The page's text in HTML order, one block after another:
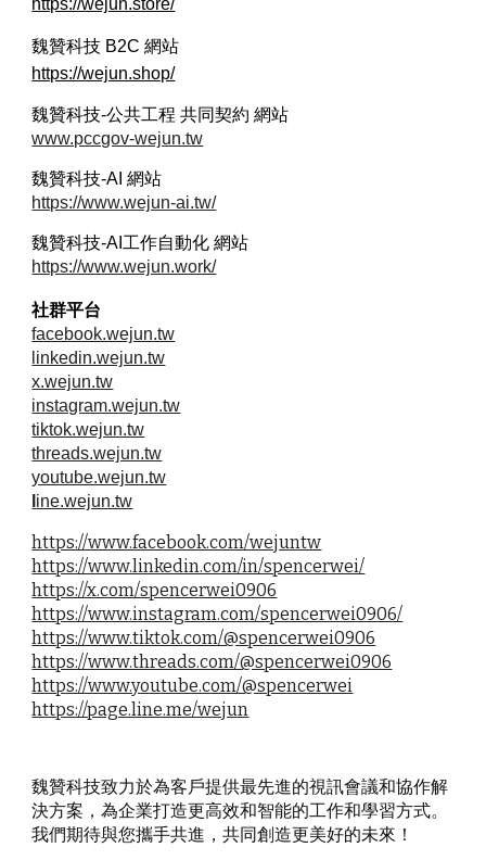
https://wejun.store/
魏贊科技 B2C網站
https://wejun.shop/
魏贊科技-公共工程 共同契約 網站
www.pccgov-wejun.tw
魏贊科技-AI 網站
https://www.wejun-ai.tw/
魏贊科技-AI工作自動化 網站
https://www.wejun.work/
社群平台
facebook.wejun.tw
linkedin.wejun.tw
x.wejun.tw
instagram.wejun.tw
tiktok.wejun.tw
threads.wejun.tw
youtube.wejun.tw
ine.wejun.tw
https://www.facebook.com/wejuntw
https://www.linkedin.com/in/spencerwei/
https://x.com/spencerwei0906
https://www.instagram.com/spencerwei0906/
https://www.tiktok.com/@spencerwei0906
https://www.threads.com/@spencerwei0906
https://www.youtube.com/@spencerwei
https://page.line.me/wejun
魏贊科技致力於為客戶提供最先進的視訊會議和協作解
決方案，為企業打造更高效和智能的工作和學習方式。
我們期待與您攜手共進，共同創造更美好的未來！